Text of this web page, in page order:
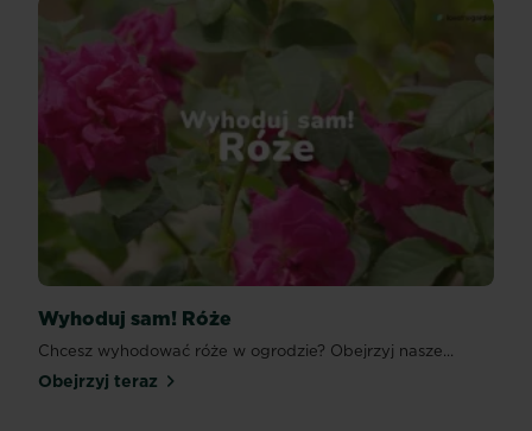
Wyhoduj sam! Róże
Chcesz wyhodować róże w ogrodzie? Obejrzyj nasze...
Obejrzyj teraz